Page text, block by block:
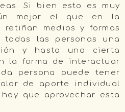
Si bien esto es muy
mejor el que en la
retiñan medios y formas
las personas una
y hasta una cierta
la forma de interactuar
persona puede tener
de aporte individual
que aprovechar esta